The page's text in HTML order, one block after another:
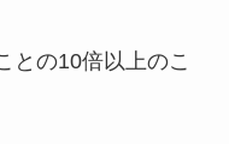
との10倍以上のこ